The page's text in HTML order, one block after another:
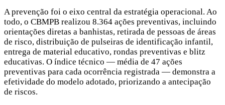
A prevenção foi o eixo central da estratégia operacional. Ao
todo, o CBMPB realizou 8.364 ações preventivas, incluindo
orientações diretas a banhistas, retirada de pessoas de áreas
de risco, distribuição de pulseiras de identificação infantil,
entrega de material educativo, rondas preventivas e blitz
educativas. O índice técnico — média de 47 ações
preventivas para cada ocorrência registrada — demonstra a
efetividade do modelo adotado, priorizando a antecipação
de riscos.